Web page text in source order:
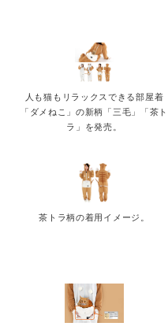
人も猫もリラックスできる部屋着
「ダメねこ」の新柄「三毛」「茶ト
ラ」を発売。
茶トラ柄の着用イメージ。